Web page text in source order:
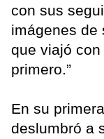
con sus
imágenes de
que viajó con
primero.”
En su
deslumbró a